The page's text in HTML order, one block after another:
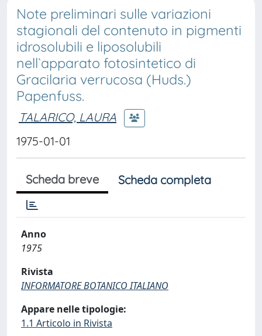
Note preliminari sulle variazioni
stagionali del contenuto in pigmenti
idrosolubili e liposolubili
nell`apparato fotosintetico di
Gracilaria verrucosa (Huds.)
Papenfuss.
TALARICO, LAURA
1975-01-01
Scheda breve Scheda completa
Anno
1975
Rivista
INFORMATORE BOTANICO ITALIANO
Appare nelle tipologie:
1.1 Articolo in Rivista